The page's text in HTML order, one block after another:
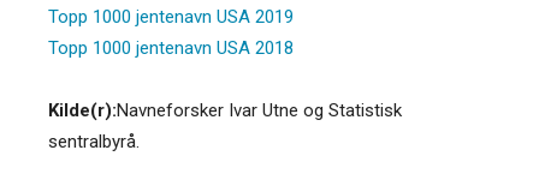
Topp 1000 jentenavn USA 2019
Topp 1000 jentenavn USA 2018
Kilde(r):Navneforsker Ivar Utne og Statistisk
sentralbyrå.